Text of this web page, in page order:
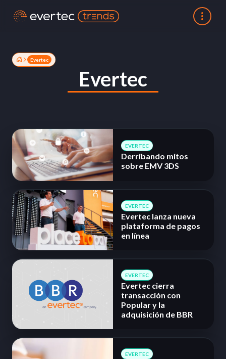
Evertec
Evertec
EVERTEC
Derribando mitos
sobre EMV 3DS
EVERTEC
Evertec lanza nueva
plataforma de pagos
en línea
EVERTEC
Evertec cierra
transacción con
Popular y la
adquisición de BBR
EVERTEC